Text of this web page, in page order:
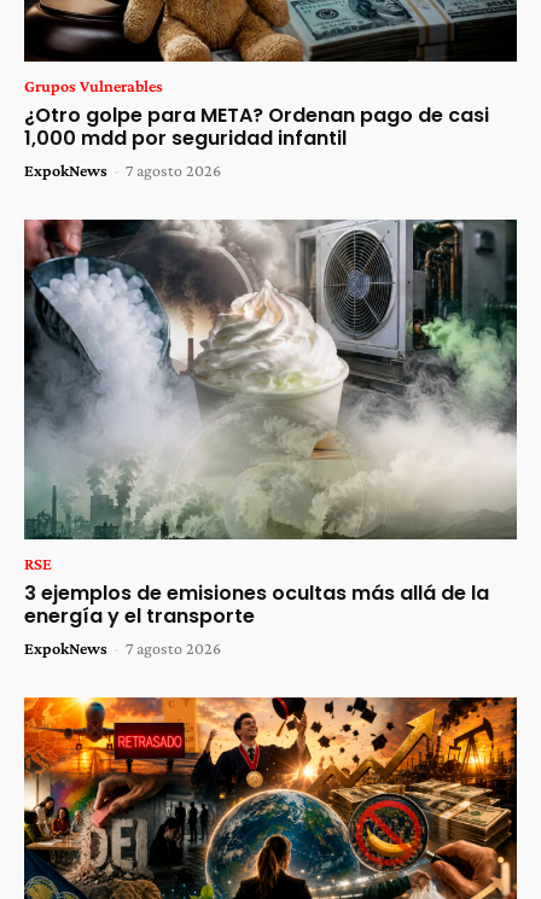
Grupos Vulnerables
¿Otro golpe para META? Ordenan pago de casi
1,000 mdd por seguridad infantil
ExpokNews - 7 agosto 2026
RSE
3 ejemplos de emisiones ocultas más allá de la
energía y el transporte
ExpokNews - 7 agosto 2026